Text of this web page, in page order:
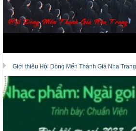
Giới thiệu Hội Dòng Mến Thánh Giá Nha Trang